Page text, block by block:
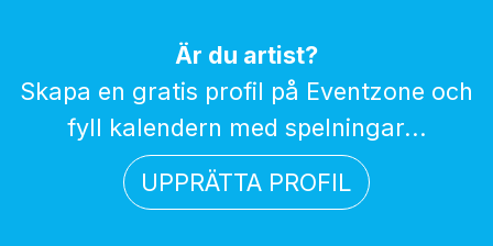
Är du artist?
Skapa en gratis profil på Eventzone och
fyll kalendern med spelningar...
UPPRÄTTA PROFIL